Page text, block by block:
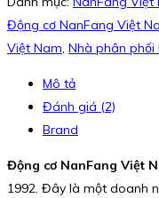
Động cơ NanFang Việt
Việt Nam, Nhà phân phối
Mô tả
Đánh giá (2)
Brand
Động cơ NanFang Việt
1992. Đây là một doanh